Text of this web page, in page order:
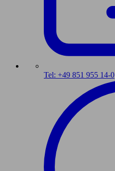
Tel: +49 851 955 14-0